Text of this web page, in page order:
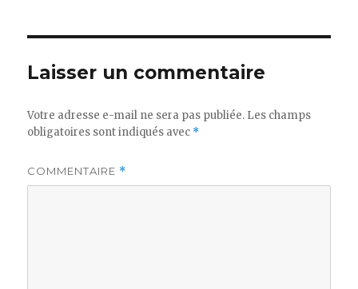
Laisser un commentaire
Votre adresse e-mail ne sera pas publiée. Les champs
obligatoires sont indiqués avec *
COMMENTAIRE *